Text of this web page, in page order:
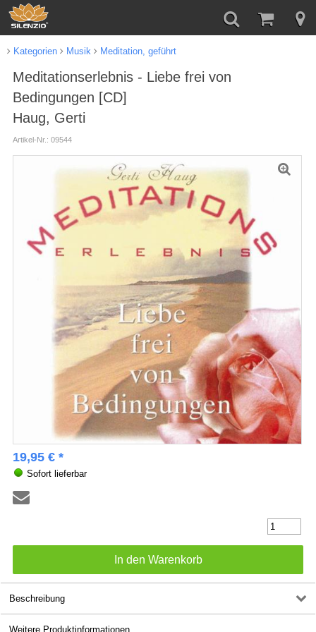
Kategorien Musik Meditation, geführt
Meditationserlebnis - Liebe frei von
Bedingungen [CD]
Haug, Gerti
Artikel-Nr.: 09544
19,95 € *
Sofort lieferbar
Beschreibung
Weitere Produktinformationen